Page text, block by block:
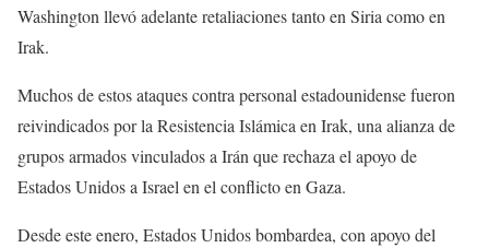
Washington llevó adelante retaliaciones tanto en Siria como en
Irak.
Muchos de estos ataques contra personal estadounidense fueron
reivindicados por la Resistencia Islámica en Irak, una alianza de
grupos armados vinculados a Irán que rechaza el apoyo de
Estados Unidos a Israel en el conflicto en Gaza.
Desde este enero, Estados Unidos bombardea, con apoyo del